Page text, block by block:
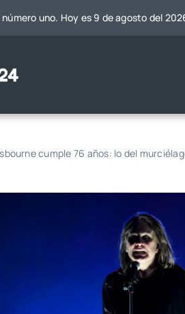
uno. Hoy es 9 de agosto del
cumple 76 años: lo del